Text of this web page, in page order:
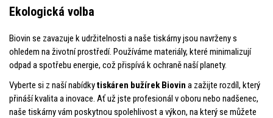
Ekologická volba
Biovin se zavazuje k udržitelnosti a naše tiskárny jsou navrženy s
ohledem na životní prostředí. Používáme materiály, které minimalizují
odpad a spotřebu energie, což přispívá k ochraně naší planety.
Vyberte si z naší nabídkytiskáren bužírek Biovin a zažijte rozdíl, který
přináší kvalita a inovace. Ať už jste profesionál v oboru nebo nadšenec,
naše tiskárny vám poskytnou spolehlivost a výkon, na který se můžete